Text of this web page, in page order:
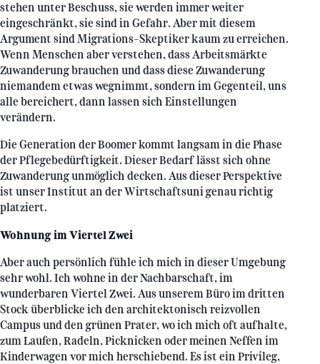
stehen unter Beschuss, sie werden immer weiter
eingeschränkt, sie sind in Gefahr. Aber mit diesem
Argument sind Migrations-Skeptiker kaum zu erreichen.
Wenn Menschen aber verstehen, dass Arbeitsmärkte
Zuwanderung brauchen und dass diese Zuwanderung
niemandem etwas wegnimmt, sondern im Gegenteil, uns
alle bereichert, dann lassen sich Einstellungen
verändern.
Die Generation der Boomer kommt langsam in die Phase
der Pflegebedürftigkeit. Dieser Bedarf lässt sich ohne
Zuwanderung unmöglich decken. Aus dieser Perspektive
ist unser Institut an der Wirtschaftsuni genau richtig
platziert.
Wohnung im Viertel Zwei
Aber auch persönlich fühle ich mich in dieser Umgebung
sehr wohl. Ich wohne in der Nachbarschaft, im
wunderbaren Viertel Zwei. Aus unserem Büro im dritten
Stock überblicke ich den architektonisch reizvollen
Campus und den grünen Prater, wo ich mich oft aufhalte,
zum Laufen, Radeln, Picknicken oder meinen Neffen im
Kinderwagen vor mich herschiebend. Es ist ein Privileg,